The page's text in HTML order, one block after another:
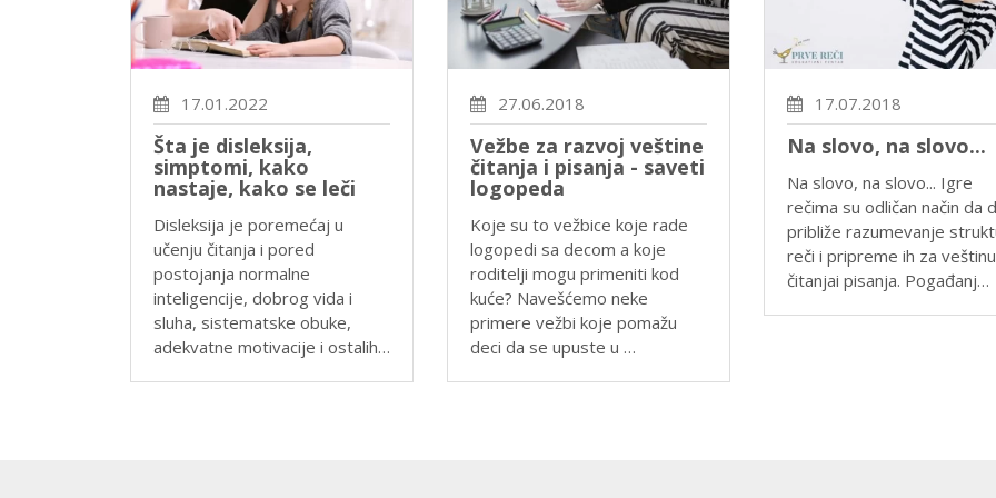
17.01.2022
Šta je disleksija,
simptomi, kako
nastaje, kako se leči
Disleksija je poremećaj u
učenju čitanja i pored
postojanja normalne
inteligencije, dobrog vida i
sluha, sistematske obuke,
adekvatne motivacije i ostalih…
27.06.2018
Vežbe za razvoj veštine
čitanja i pisanja - saveti
logopeda
Koje su to vežbice koje rade
logopedi sa decom a koje
roditelji mogu primeniti kod
kuće? Navešćemo neke
primere vežbi koje pomažu
deci da se upuste u …
17.07.2018
Na slovo, na slovo...
Na slovo, na slovo... Igre
rečima su odličan način da
približe razumevanje
reči i pripreme ih za veštinu
čitanjai pisanja. Pogađanj…